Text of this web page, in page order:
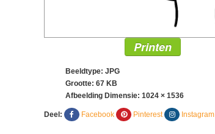
Printen
Beeldtype: JPG
Grootte: 67 KB
Afbeelding Dimensie: 1024 × 1536
Deel: Facebook Pinterest Instagram